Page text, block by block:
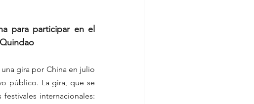
para participar en el
gira por China en julio
público. La gira, que se
internacionales: